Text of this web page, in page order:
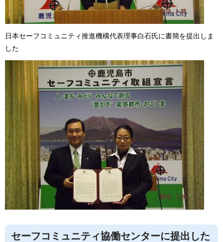
日本セーフコミュニティ推進機構代表理事白石氏に書簡を提出しま
した
セーフコミュニティ協働センターに提出した